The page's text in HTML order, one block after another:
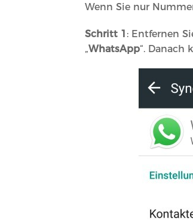
Wenn Sie nur
Schritt 1 : Entfernen
„WhatsApp“. Danach